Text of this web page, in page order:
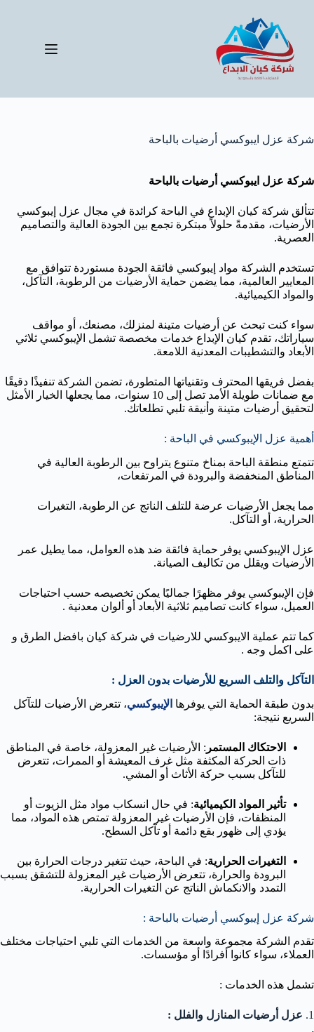
المحتوى
شركة عزل ايبوكسي أرضيات بالباحة
شركة عزل ايبوكسي أرضيات بالباحة
تتألق شركة كيان الإبداع في الباحة كرائدة في مجال عزل إيبوكسي
الأرضيات، مقدمةً حلولاً مبتكرة تجمع بين الجودة العالية والتصاميم
العصرية.
تستخدم الشركة مواد إيبوكسي فائقة الجودة مستوردة تتوافق مع
المعايير العالمية، مما يضمن حماية الأرضيات من الرطوبة، التآكل،
والمواد الكيميائية.
سواء كنت تبحث عن أرضيات متينة لمنزلك، مصنعك، أو مواقف
سياراتك، تقدم كيان الإبداع خدمات مخصصة تشمل الإيبوكسي ثلاثي
الأبعاد والتشطيبات المعدنية اللامعة.
بفضل فريقها المحترف وتقنياتها المتطورة، تضمن الشركة تنفيذًا دقيقًا
مع ضمانات طويلة الأمد تصل إلى 10 سنوات، مما يجعلها الخيار الأمثل
لتحقيق أرضيات متينة وأنيقة تلبي تطلعاتك.
أهمية عزل الإيبوكسي في الباحة :
تتمتع منطقة الباحة بمناخ متنوع يتراوح بين الرطوبة العالية في
المناطق المنخفضة والبرودة في المرتفعات،
مما يجعل الأرضيات عرضة للتلف الناتج عن الرطوبة، التغيرات
الحرارية، أو التآكل.
عزل الإيبوكسي يوفر حماية فائقة ضد هذه العوامل، مما يطيل عمر
الأرضيات ويقلل من تكاليف الصيانة.
فإن الإيبوكسي يوفر مظهرًا جماليًا يمكن تخصيصه حسب احتياجات
العميل، سواء كانت تصاميم ثلاثية الأبعاد أو ألوان معدنية .
كما تتم عملية الايبوكسي للارضيات في شركة كيان بافضل الطرق و
على اكمل وجه .
التآكل والتلف السريع للأرضيات بدون العزل :
بدون طبقة الحماية التي يوفرها الإيبوكسي، تتعرض الأرضيات للتآكل
السريع نتيجة:
الاحتكاك المستمر : الأرضيات غير المعزولة، خاصة في المناطق
ذات الحركة المكثفة مثل غرف المعيشة أو الممرات، تتعرض
للتآكل بسبب حركة الأثاث أو المشي.
تأثير المواد الكيميائية: في حال انسكاب مواد مثل الزيوت أو
المنظفات، فإن الأرضيات غير المعزولة تمتص هذه المواد، مما
يؤدي إلى ظهور بقع دائمة أو تآكل السطح.
التغيرات الحرارية: في الباحة، حيث تتغير درجات الحرارة بين
البرودة والحرارة، تتعرض الأرضيات غير المعزولة للتشقق بسبب
التمدد والانكماش الناتج عن التغيرات الحرارية.
شركة عزل إيبوكسي أرضيات بالباحة :
تقدم الشركة مجموعة واسعة من الخدمات التي تلبي احتياجات مختلف
العملاء، سواء كانوا أفرادًا أو مؤسسات.
تشمل هذه الخدمات :
1. عزل أرضيات المنازل والفلل :